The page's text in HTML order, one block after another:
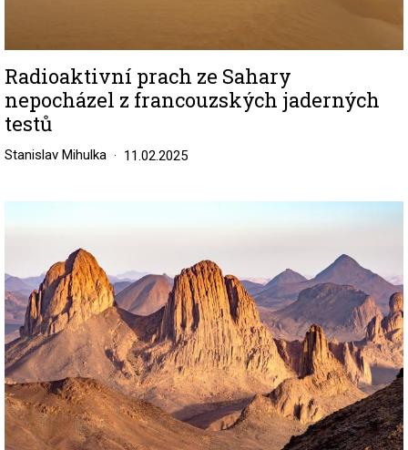
Radioaktivní prach ze Sahary
nepocházel z francouzských jaderných
testů
Stanislav Mihulka 11.02.2025